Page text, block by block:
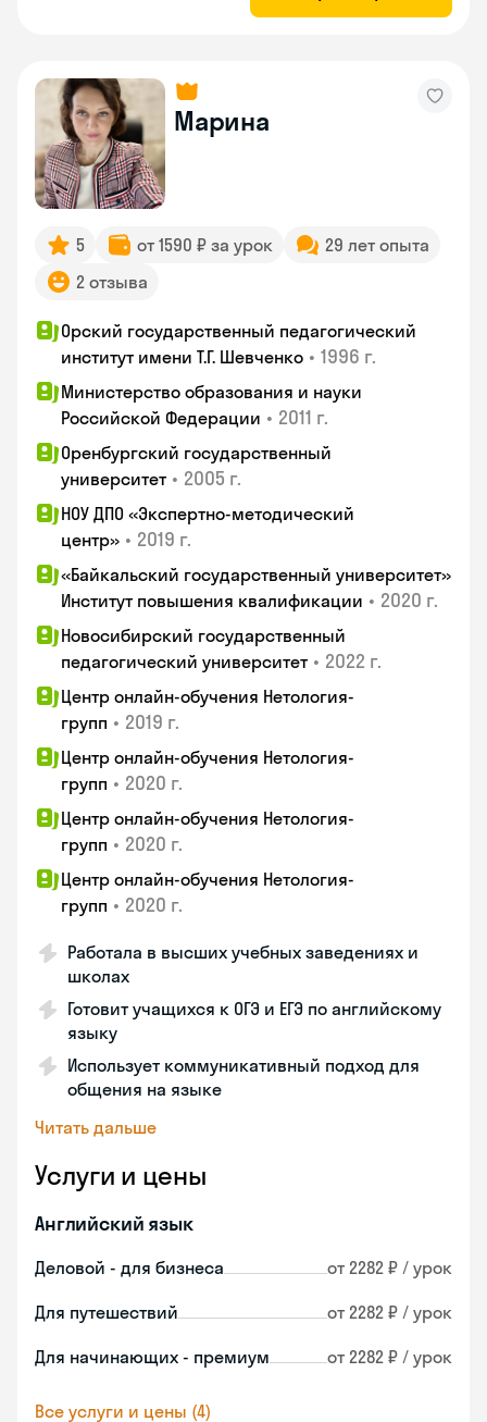
Марина
5 от 1590 ₽ за урок
29 лет опыта
2 отзыва
Орский государственный педагогический
институт имени Т.Г. Шевченко • 1996 г.
Министерство образования и науки
Российской Федерации • 2011 г.
Оренбургский государственный
университет • 2005 г.
НОУ ДПО «Экспертно-методический
центр» • 2019 г.
«Байкальский государственный университет»
Институт повышения квалификации • 2020 г.
Новосибирский государственный
педагогический университет • 2022 г.
Центр онлайн-обучения Нетология-
групп • 2019 г.
Центр онлайн-обучения Нетология-
групп • 2020 г.
Центр онлайн-обучения Нетология-
групп • 2020 г.
Центр онлайн-обучения Нетология-
групп • 2020 г.
Работала в высших учебных заведениях и
школах
Готовит учащихся к ОГЭ и ЕГЭ по английскому
языку
Использует коммуникативный подход для
общения на языке
Читать дальше
Услуги и цены
Английский язык
Деловой - для бизнеса от 2282 ₽ / урок
Для путешествий от 2282 ₽ / урок
Для начинающих - премиум от 2282 ₽ / урок
Все услуги и цены (4)